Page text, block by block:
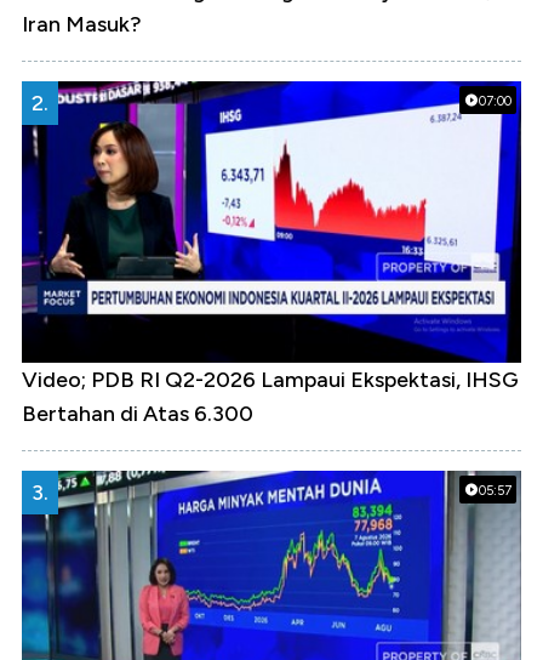
Iran Masuk?
07:00
2.
Video; PDB RI Q2-2026 Lampaui Ekspektasi, IHSG
Bertahan di Atas 6.300
05:57
3.